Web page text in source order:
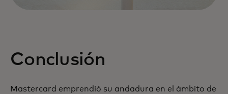
Conclusión
Mastercard emprendió su andadura en el ámbito de